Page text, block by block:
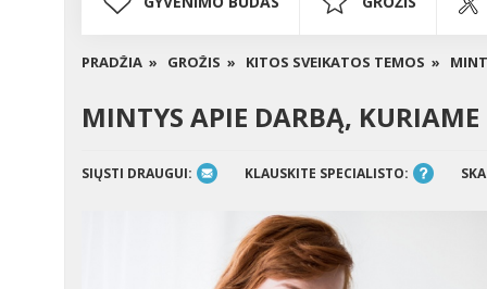
PRADŽIA » GROŽIS » KITOS SVEIKATOS TEMOS »
MINTYS APIE DARBĄ,
SIŲSTI DRAUGUI: KLAUSKITE SPECIALISTO: